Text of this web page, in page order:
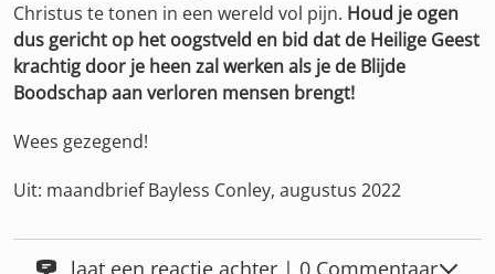
Christus te tonen in een wereld vol pijn. Houd je ogen
dus gericht op het oogstveld en bid dat de Heilige Geest
krachtig door je heen zal werken als je de Blijde
Boodschap aan verloren mensen brengt!
Wees gezegend!
Uit: maandbrief Bayless Conley, augustus 2022
laat een reactie achter | 0 Commentaar